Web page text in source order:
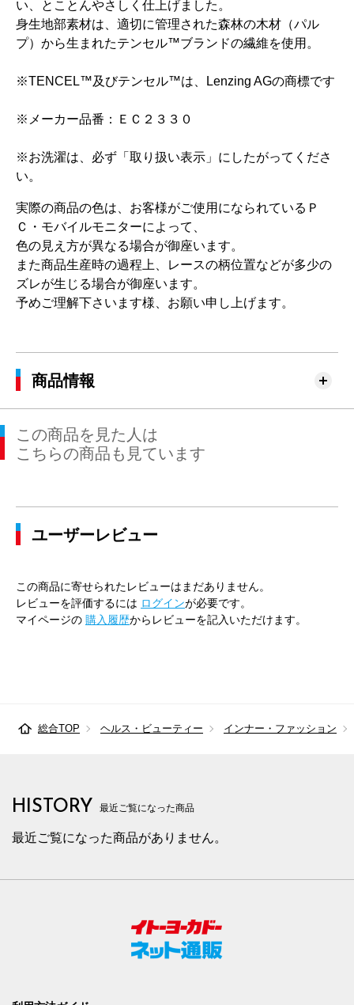
い、とことんやさしく仕上げました。
身生地部素材は、適切に管理された森林の木材（パル
プ）から生まれたテンセル™ブランドの繊維を使用。
※TENCEL™及びテンセル™は、Lenzing AGの商標です
※メーカー品番：ＥＣ２３３０
※お洗濯は、必ず「取り扱い表示」にしたがってくださ
い。
実際の商品の色は、お客様がご使用になられているＰ
Ｃ・モバイルモニターによって、
色の見え方が異なる場合が御座います。
また商品生産時の過程上、レースの柄位置などが多少の
ズレが生じる場合が御座います。
予めご理解下さいます様、お願い申し上げます。
商品情報
この商品を見た人は
こちらの商品も見ています
ユーザーレビュー
この商品に寄せられたレビューはまだありません。
レビューを評価するには ログインが必要です。
マイページの 購入履歴からレビューを記入いただけます。
総合TOP ヘルス・ビューティー インナー・ファッション
HISTORY 最近ご覧になった商品
最近ご覧になった商品がありません。